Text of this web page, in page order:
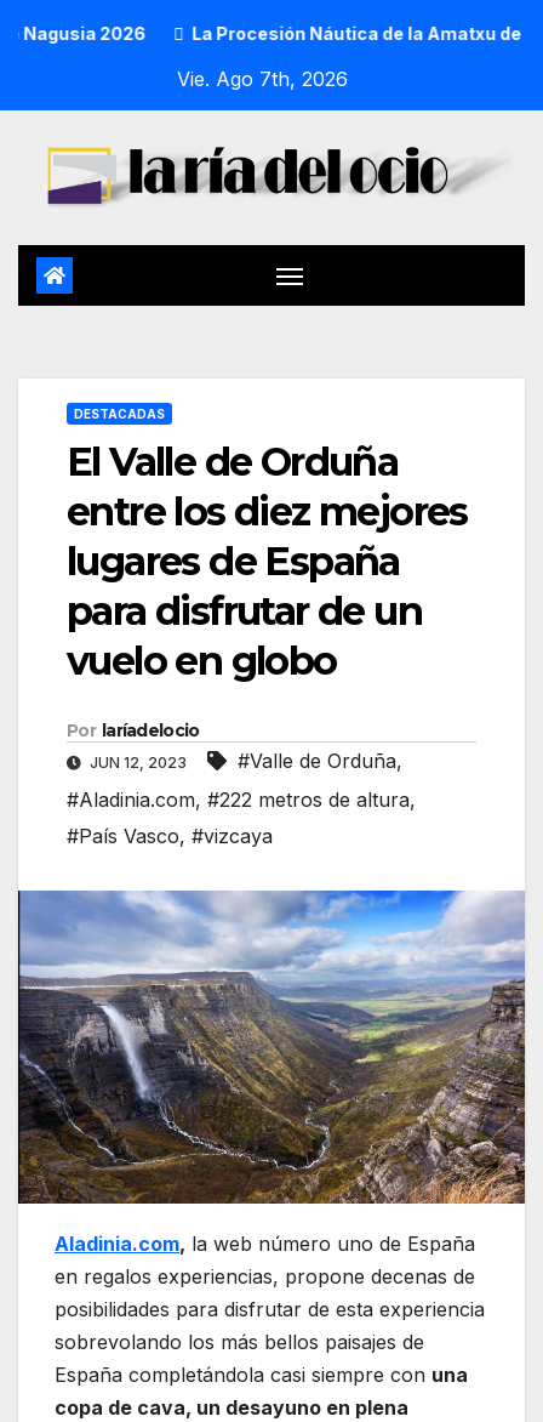
2026 La Procesión Náutica de la Amatxu de
Vie. Ago 7th, 2026
DESTACADAS
El Valle de Orduña
entre los diez mejores
lugares de España
para disfrutar de un
vuelo en globo
Por laríadelocio
JUN 12, 2023 #Valle de Orduña,
#Aladinia.com, #222 metros de altura,
#País Vasco, #vizcaya
Aladinia.com, la web número uno de España
en regalos experiencias, propone decenas de
posibilidades para disfrutar de esta experiencia
sobrevolando los más bellos paisajes de
España completándola casi siempre con una
copa de cava, un desayuno en plena